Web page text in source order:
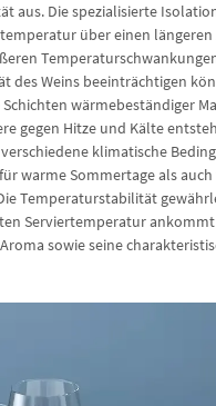
aus. Die spezialisierte
über einen
des Weins beeinträchtigen
wärmebeständiger
gegen Hitze und Kälte
klimatische
warme Sommertage als
Temperaturstabilität
Serviertemperatur
sowie seine